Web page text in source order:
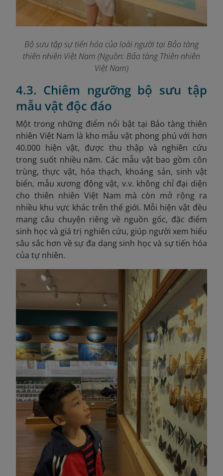
Bộ sưu tập sự tiến hóa của loài người tại Bảo tàng
thiên nhiên Việt Nam (Nguồn: Bảo tàng Thiên nhiên
Việt Nam)
4.3. Chiêm ngưỡng bộ sưu tập
mẫu vật độc đáo
Một trong những điểm nổi bật tại Bảo tàng thiên
nhiên Việt Nam là kho mẫu vật phong phú với hơn
40.000 hiện vật, được thu thập và nghiên cứu
trong suốt nhiều năm. Các mẫu vật bao gồm côn
trùng, thực vật, hóa thạch, khoáng sản, sinh vật
biển, mẫu xương động vật, v.v. không chỉ đại diện
cho thiên nhiên Việt Nam mà còn mở rộng ra
nhiều khu vực khác trên thế giới. Mỗi hiện vật đều
mang câu chuyện riêng về nguồn gốc, đặc điểm
sinh học và giá trị nghiên cứu, giúp người xem hiểu
sâu sắc hơn về sự đa dạng sinh học và sự tiến hóa
của tự nhiên.